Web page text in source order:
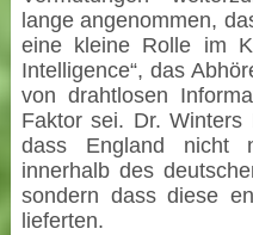
lange angenommen,
eine kleine Rolle im
Intelligence“, das
von drahtlosen
Faktor sei. Dr. Winters
dass England nicht
innerhalb des
sondern dass diese
lieferten.